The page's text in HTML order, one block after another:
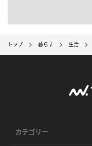
トップ 暮らす 生活
カテゴリー